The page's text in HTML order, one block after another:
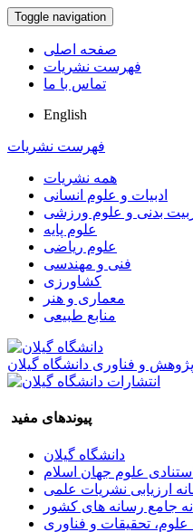
Toggle navigation
صفحه اصلی
فهرست نشریات
تماس با ما
English
فهرست نشریات
همه نشریات
ادبیات و علوم انسانی
بدنی و علوم ورزشی
علوم پایه
علوم ریاضی
فنی و مهندسی
کشاورزی
معماری و هنر
منابع طبیعی
و فناوری دانشگاه گیلان
پیوندهای مفید
دانشگاه گیلان
استنادی علوم جهان اسلام
ارزیابی نشریات علمی
جامع رسانه های کشور
تحقیقات و فناوری